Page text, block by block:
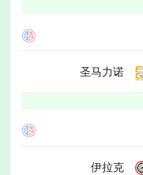
圣马力诺
伊拉克